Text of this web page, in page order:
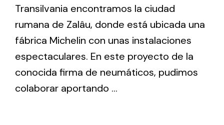
Transilvania encontramos la ciudad
rumana de Zalâu, donde está ubicada una
fábrica Michelin con unas instalaciones
espectaculares. En este proyecto de la
conocida firma de neumáticos, pudimos
colaborar aportando ...